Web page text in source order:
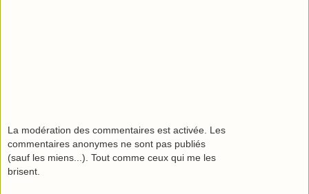
La modération des commentaires est activée. Les
commentaires anonymes ne sont pas publiés
(sauf les miens...). Tout comme ceux qui me les
brisent.